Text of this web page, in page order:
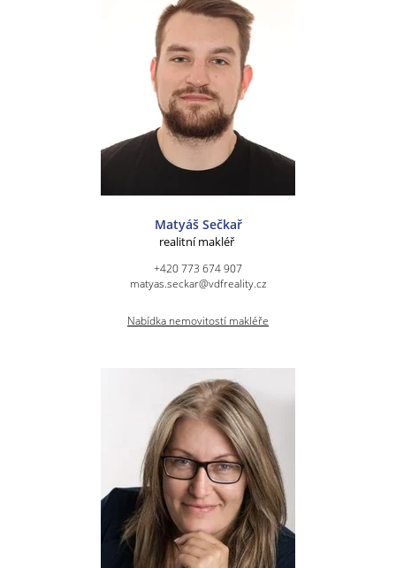
Matyáš Sečkař
realitní makléř
+420 773 674 907
matyas.seckar@vdfreality.cz
Nabídka nemovitostí makléře